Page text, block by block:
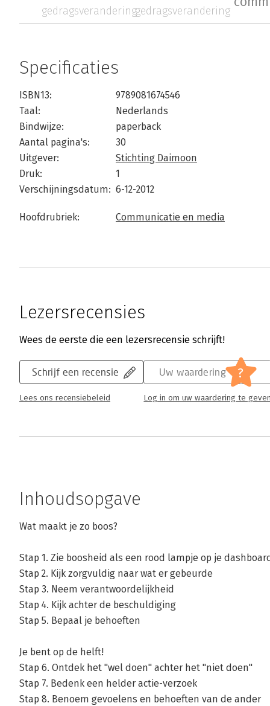
gedragsverandering
gedragsverandering
Specificaties
ISBN13:
9789081674546
Taal:
Nederlands
Bindwijze:
paperback
Aantal pagina's:
30
Uitgever:
Stichting Daimoon
Druk:
1
Verschijningsdatum: 6-12-2012
Hoofdrubriek: Communicatie en media
Lezersrecensies
Wees de eerste die een lezersrecensie schrijft!
Schrijf een recensie
Lees ons recensiebeleid
Uw waardering ?
Log in om uw waardering te geven
Inhoudsopgave
Wat maakt je zo boos?
Stap 1. Zie boosheid als een rood lampje op je
Stap 2. Kijk zorgvuldig naar wat er gebeurde
Stap 3. Neem verantwoordelijkheid
Stap 4. Kijk achter de beschuldiging
Stap 5. Bepaal je behoeften
Je bent op de helft!
Stap 6. Ontdek het "wel doen" achter het "niet doen"
Stap 7. Bedenk een helder actie-verzoek
Stap 8. Benoem gevoelens en behoeften van de ander